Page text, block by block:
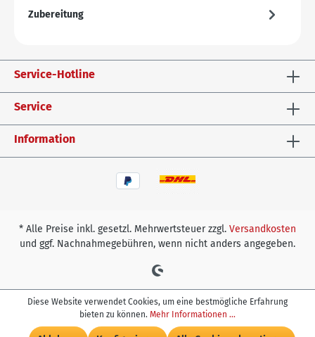
Zubereitung
Service-Hotline
Service
Information
* Alle Preise inkl. gesetzl. Mehrwertsteuer zzgl. Versandkosten
und ggf. Nachnahmegebühren, wenn nicht anders angegeben.
Diese Website verwendet Cookies, um eine bestmögliche Erfahrung
bieten zu können. Mehr Informationen ...